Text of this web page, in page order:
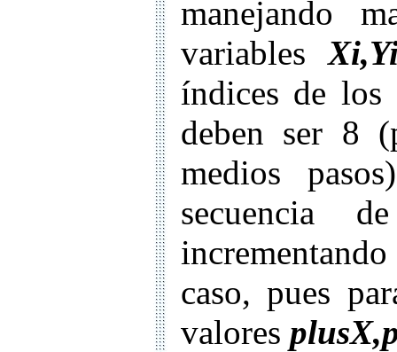
manejando
variables
índices de los
deben ser 8
medios
secuencia
caso, pues
valores